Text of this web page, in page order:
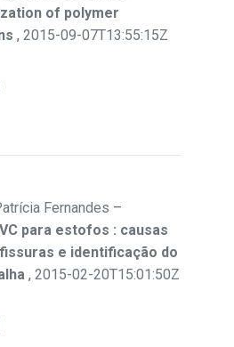
of polymer
, 2015-09-07T13:55:15Z
Fernandes –
para estofos : causas
e identificação do
, 2015-02-20T15:01:50Z